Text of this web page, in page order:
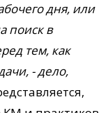
дня, или
поиск в
тем, как
- дело,